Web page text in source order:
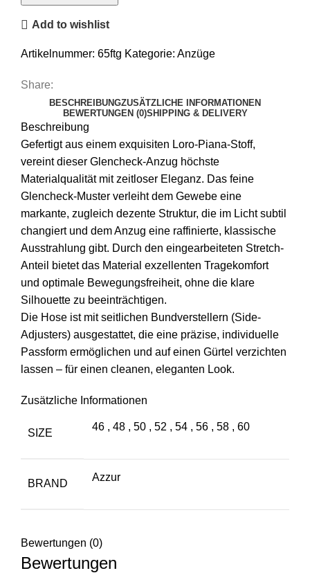
Add to wishlist
Artikelnummer: 65ftg Kategorie: Anzüge
Share:
BESCHREIBUNGZUSÄTZLICHE INFORMATIONEN
BEWERTUNGEN (0)SHIPPING & DELIVERY
Beschreibung
Gefertigt aus einem exquisiten Loro-Piana-Stoff,
vereint dieser Glencheck-Anzug höchste
Materialqualität mit zeitloser Eleganz. Das feine
Glencheck-Muster verleiht dem Gewebe eine
markante, zugleich dezente Struktur, die im Licht subtil
changiert und dem Anzug eine raffinierte, klassische
Ausstrahlung gibt. Durch den eingearbeiteten Stretch-
Anteil bietet das Material exzellenten Tragekomfort
und optimale Bewegungsfreiheit, ohne die klare
Silhouette zu beeinträchtigen.
Die Hose ist mit seitlichen Bundverstellern (Side-
Adjusters) ausgestattet, die eine präzise, individuelle
Passform ermöglichen und auf einen Gürtel verzichten
lassen – für einen cleanen, eleganten Look.
Zusätzliche Informationen
SIZE
46 , 48 , 50 , 52 , 54 , 56 , 58 , 60
BRAND
Azzur
Bewertungen (0)
Bewertungen